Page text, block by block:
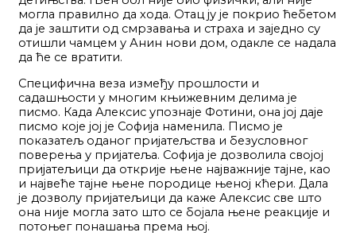
могла правилно да хода. Отац ју је покрио ћебетом
да је заштити од смрзавања и страха и заједно су
отишли чамцем у Анин нови дом, одакле се надала
да ће се вратити.
Специфична веза између прошлости и
садашњости у многим књижевним делима је
писмо. Када Алексис упознаје Фотини, она јој даје
писмо које јој је Софија наменила. Писмо је
показатељ оданог пријатељства и безусловног
поверења у пријатеља. Софија је дозволила својој
пријатељици да открије њене најважније тајне, као
и највеће тајне њене породице њеној кћери. Дала
је дозволу пријатељици да каже Алексис све што
она није могла зато што се бојала њене реакције и
потоњег понашања према њој.